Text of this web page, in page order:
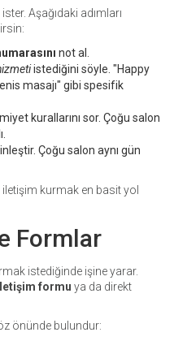
Aşağıdaki adımları
not al.
istediğini söyle. "Happy
masajı" gibi spesifik
kurallarını sor. Çoğu salon
Çoğu salon aynı gün
iletişim kurmak en basit yol
Formlar
istediğinde işine yarar.
formu ya da direkt
önünde bulundur: